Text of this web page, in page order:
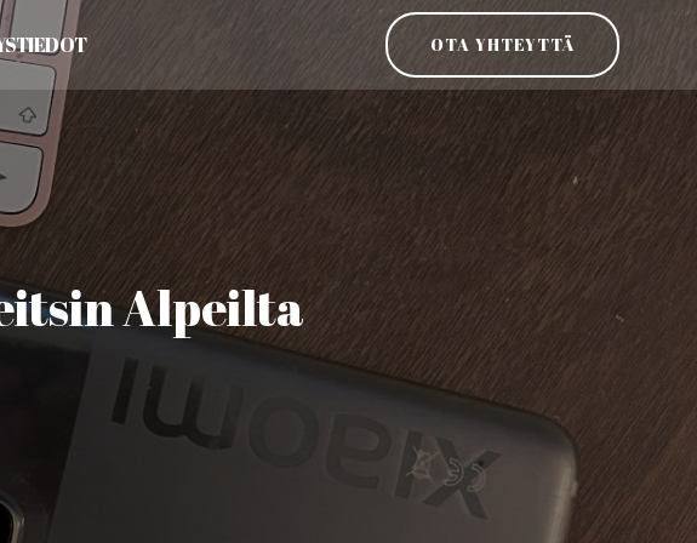
OTA YHTEYTTÄ
Alpeilta